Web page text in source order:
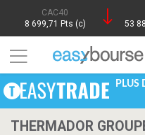
CAC40
8 699,71 Pts (c)
53
PLUS
THERMADOR